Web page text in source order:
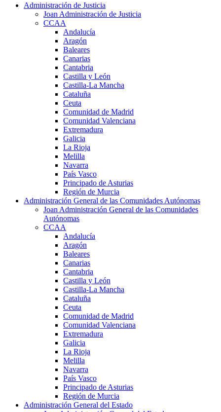
Administración de Justicia
Joan Administración de Justicia
CCAA
Andalucía
Aragón
Baleares
Canarias
Cantabria
Castilla y León
Castilla-La Mancha
Cataluña
Ceuta
Comunidad de Madrid
Comunidad Valenciana
Extremadura
Galicia
La Rioja
Melilla
Navarra
País Vasco
Principado de Asturias
Región de Murcia
Administración General de las Comunidades Autónomas
Joan Administración General de las Comunidades
Autónomas
CCAA
Andalucía
Aragón
Baleares
Canarias
Cantabria
Castilla y León
Castilla-La Mancha
Cataluña
Ceuta
Comunidad de Madrid
Comunidad Valenciana
Extremadura
Galicia
La Rioja
Melilla
Navarra
País Vasco
Principado de Asturias
Región de Murcia
Administración General del Estado